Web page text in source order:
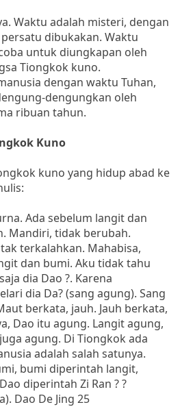
Waktu adalah misteri, dengan
dibukakan. Waktu
untuk diungkapan oleh
Tiongkok kuno.
dengan waktu Tuhan,
dengungkan oleh
ribuan tahun.
Kuno
kuno yang hidup abad ke
Ada sebelum langit dan
Mandiri, tidak berubah.
terkalahkan. Mahabisa,
dan bumi. Aku tidak tahu
dia Dao ?. Karena
dia Da? (sang agung). Sang
berkata, jauh. Jauh berkata,
Dao itu agung. Langit agung,
agung. Di Tiongkok ada
adalah salah satunya.
bumi diperintah langit,
diperintah Zi Ran ? ?
Dao De Jing 25